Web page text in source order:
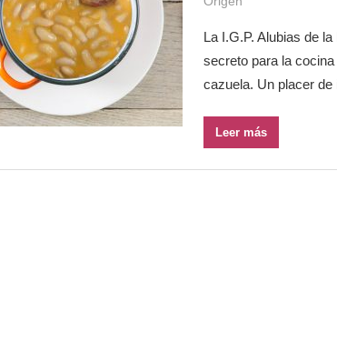
La I.G.P. Alubias de
secreto para la
cazuela. Un placer de
Leer más